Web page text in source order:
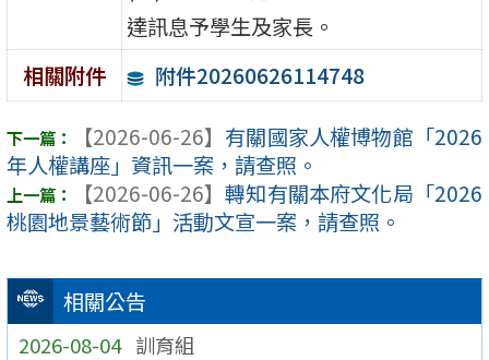
相關公告
2026-08-04 訓育組
達訊息予學生及家長。
相關附件
附件20260626114748
【2026-06-26】 有關國家人權博物館「2026
年人權講座」資訊一案，請查照。
【2026-06-26】 轉知有關本府文化局「2026
桃園地景藝術節」活動文宣一案，請查照。